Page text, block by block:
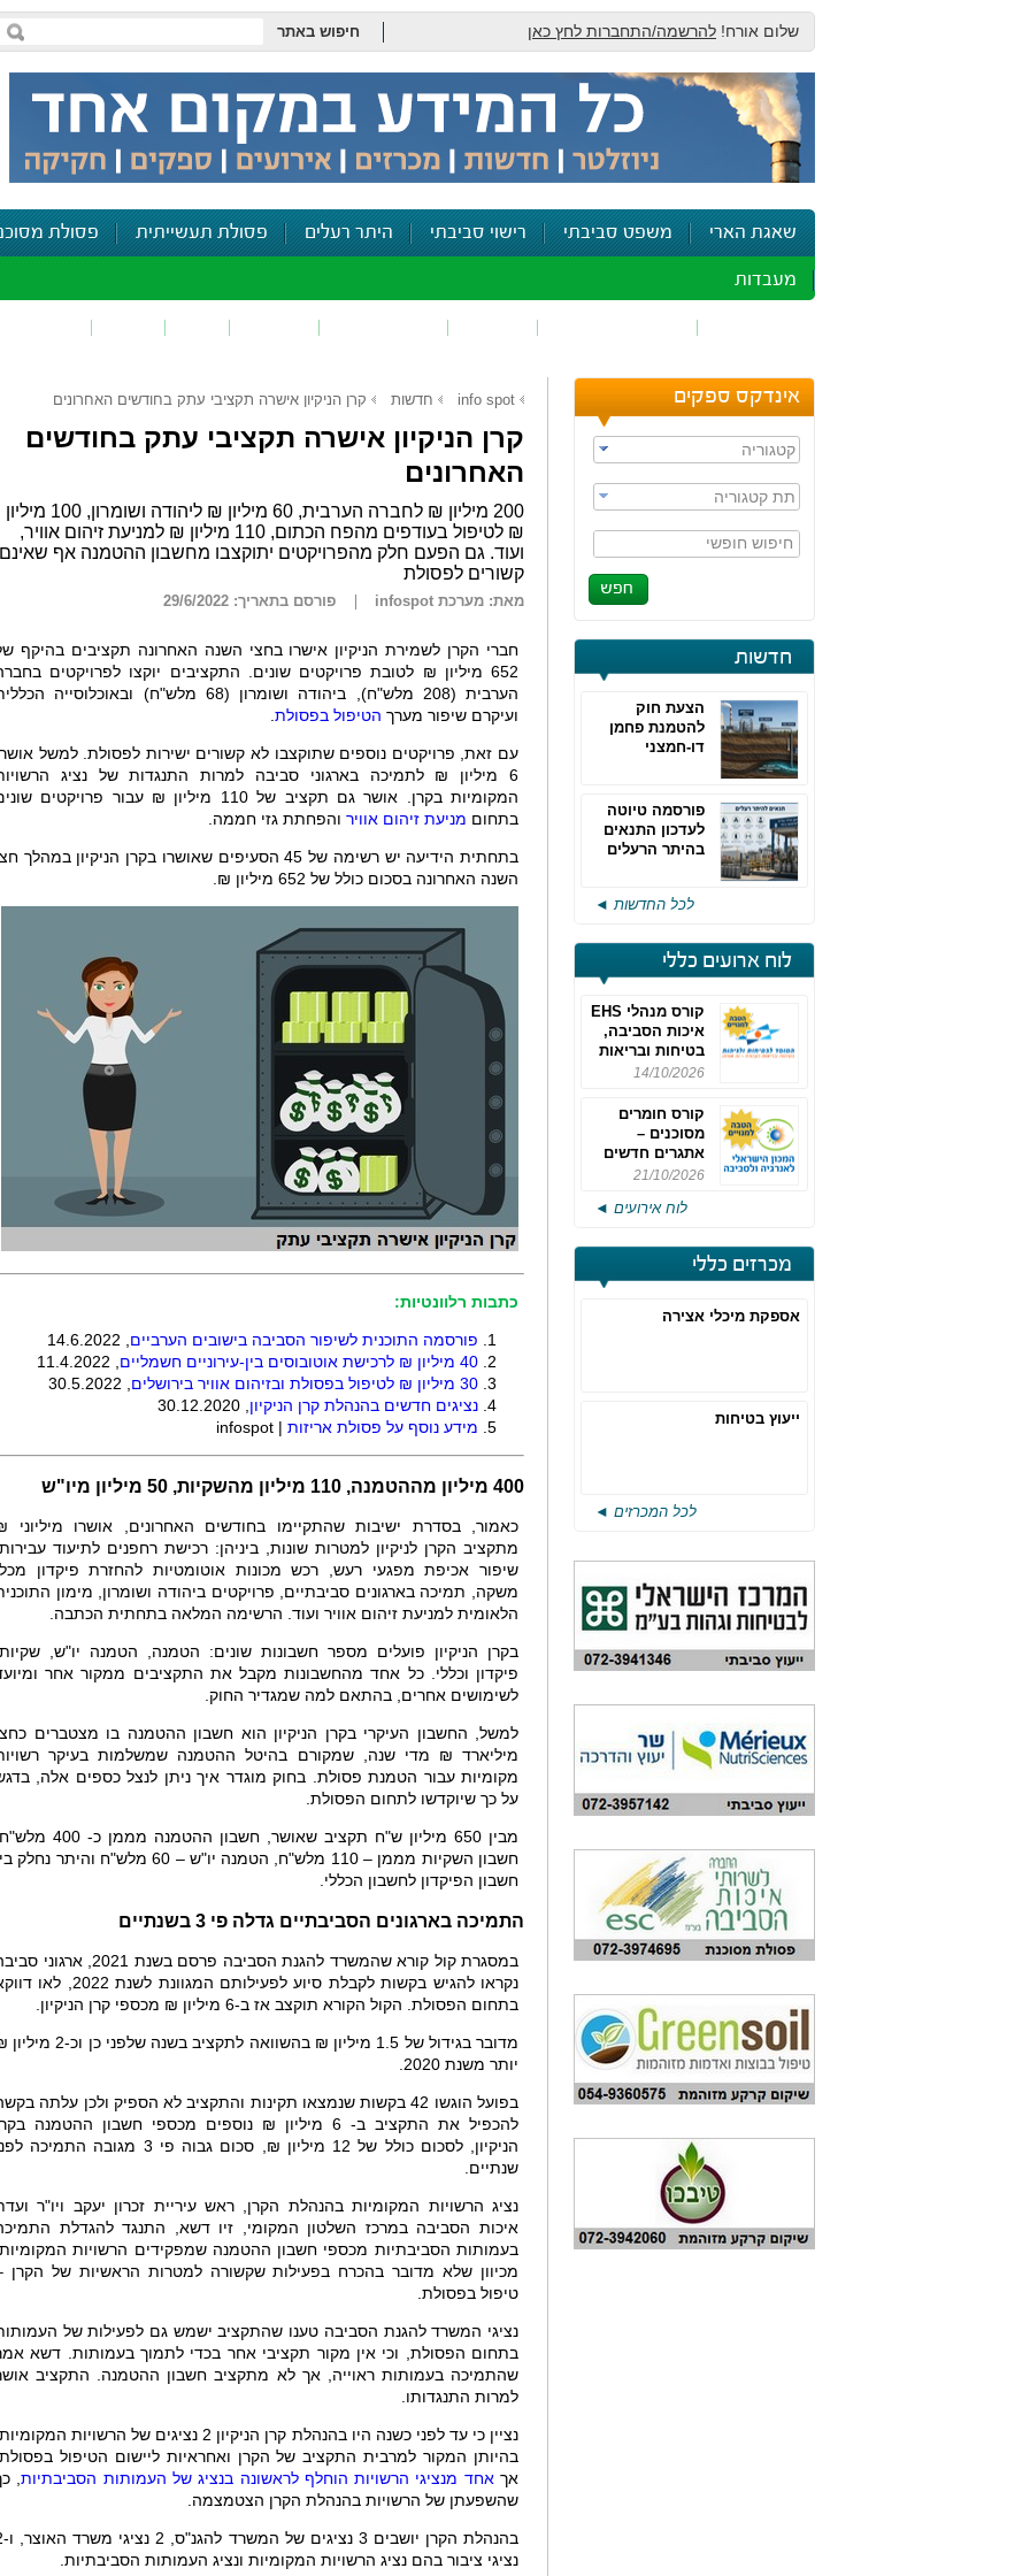
שלום אורח! להרשמה/התחברות לחץ כאן חיפוש באתר
שאגת הארי משפט סביבתי רישוי סביבתי היתר רעלים פסולת תעשייתית פסולת
מעבדות
אינדקס ספקים
קטגוריה
תת קטגוריה
חיפוש חופשי
חדשות
הצעת חוק
להטמנת פחמן
דו-חמצני
פורסמה טיוטה
לעדכון התנאים
בהיתר הרעלים
לכל החדשות ◄
לוח ארועים כללי
קורס מנהלי EHS
איכות הסביבה,
בטיחות ובריאות
תעסוקתית
14/10/2026
קורס חומרים
מסוכנים –
אתגרים חדשים
והערכות לחוק
מחזור 4
21/10/2026
לוח אירועים ◄
מכרזים כללי
אספקת מיכלי אצירה
ייעוץ בטיחות
לכל המכרזים ◄
info spot חדשות קרן הניקיון אישרה תקציבי עתק בחודשים האחרונים
קרן הניקיון אישרה תקציבי עתק בחודשים
האחרונים
200 מיליון ₪ לחברה הערבית, 60 מיליון ₪ ליהודה ושומרון, 100 מיליון
₪ לטיפול בעודפים מהפח הכתום, 110 מיליון ₪ למניעת זיהום אוויר,
ועוד. גם הפעם חלק מהפרויקטים יתוקצבו מחשבון ההטמנה אף שאינם
קשורים לפסולת
מאת: מערכת infospot פורסם בתאריך: 29/6/2022
חברי הקרן לשמירת הניקיון אישרו בחצי השנה האחרונה תקציבים בהיקף
652 מיליון ₪ לטובת פרויקטים שונים. התקציבים יוקצו לפרויקטים
הערבית (208 מלש"ח), ביהודה ושומרון (68 מלש"ח) ובאוכלוסייה
ועיקרם שיפור מערך הטיפול בפסולת
עם זאת, פרויקטים נוספים שתוקצבו לא קשורים ישירות לפסולת. למשל
6 מיליון ₪ לתמיכה בארגוני סביבה למרות התנגדות של נציג
המקומיות בקרן. אושר גם תקציב של 110 מיליון ₪ עבור פרויקטים
בתחום מניעת זיהום אוויר והפחתת גזי חממה.
בתחתית הידיעה יש רשימה של 45 הסעיפים שאושרו בקרן הניקיון במהלך
השנה האחרונה בסכום כולל של 652 מיליון ₪.
כתבות רלוונטיות:
פורסמה התוכנית לשיפור הסביבה בישובים הערביים
40 מיליון ₪ לרכישת אוטובוסים בין-עירוניים חשמליים
30 מיליון ₪ לטיפול בפסולת ובזיהום אוויר בירושלים
נציגים חדשים בהנהלת קרן הניקיון
מידע נוסף על פסולת אריזות |
infospot
400 מיליון מההטמנה, 110 מיליון מהשקיות, 50 מיליון מיו"ש
כאמור, בסדרת ישיבות שהתקיימו בחודשים האחרונים, אושרו מיליוני
מתקציב הקרן לניקיון למטרות שונות, ביניהן: רכישת רחפנים לתיעוד עבירות,
שיפור אכיפת מפגעי רעש, רכש מכונות אוטומטיות להחזרת פיקדון
משקה, תמיכה בארגונים סביבתיים, פרויקטים ביהודה ושומרון, מימון
הלאומית למניעת זיהום אוויר ועוד. הרשימה המלאה בתחתית הכתבה.
בקרן הניקיון פועלים מספר חשבונות שונים: הטמנה, הטמנה יו"ש, שקיות,
פיקדון וכללי. כל אחד מהחשבונות מקבל את התקציבים ממקור אחר
לשימושים אחרים, בהתאם למה שמגדיר החוק.
למשל, החשבון העיקרי בקרן הניקיון הוא חשבון ההטמנה בו מצטברים
מיליארד ₪ מדי שנה, שמקורם בהיטל ההטמנה שמשלמות בעיקר
מקומיות עבור הטמנת פסולת. בחוק מוגדר איך ניתן לנצל כספים אלה,
על כך שיוקדשו לתחום הפסולת.
מבין 650 מיליון ש"ח תקציב שאושר, חשבון ההטמנה מממן כ- 400 מלש"ח,
חשבון השקיות מממן – 110 מלש"ח, הטמנה יו"ש – 60 מלש"ח והיתר נחלק
חשבון הפיקדון לחשבון הכללי.
התמיכה בארגונים הסביבתיים גדלה פי 3 בשנתיים
במסגרת קול קורא שהמשרד להגנת הסביבה פרסם בשנת 2021, ארגוני
נקראו להגיש בקשות לקבלת סיוע לפעילותם המגוונת לשנת 2022,
בתחום הפסולת. הקול הקורא תוקצב אז ב-6 מיליון ₪ מכספי קרן הניקיון.
מדובר בגידול של 1.5 מיליון ₪ בהשוואה לתקציב בשנה שלפני כן וכ-
יותר משנת 2020.
בפועל הוגשו 42 בקשות שנמצאו תקינות והתקציב לא הספיק ולכן עלתה
להכפיל את התקציב ב- 6 מיליון ₪ נוספים מכספי חשבון ההטמנה
הניקיון, לסכום כולל של 12 מיליון ₪, סכום גבוה פי 3 מגובה התמיכה
שנתיים.
נציג הרשויות המקומיות בהנהלת הקרן, ראש עיריית זכרון יעקב ויו"ר
איכות הסביבה במרכז השלטון המקומי, זיו דשא, התנגד להגדלת
בעמותות הסביבתיות מכספי חשבון ההטמנה שמפקידים הרשויות המקומיות,
מכיוון שלא מדובר בהכרח בפעילות שקשורה למטרות הראשיות של הקרן
טיפול בפסולת.
נציגי המשרד להגנת הסביבה טענו שהתקציב ישמש גם לפעילות של
בתחום הפסולת, וכי אין מקור תקציבי אחר בכדי לתמוך בעמותות. דשא
שהתמיכה בעמותות ראוייה, אך לא מתקציב חשבון ההטמנה. התקציב
למרות התנגדותו.
נציין כי עד לפני כשנה היו בהנהלת קרן הניקיון 2 נציגים של הרשויות המקומיות,
בהיותן המקור למרבית התקציב של הקרן ואחראיות ליישום הטיפול בפסולת,
אךאחד מנציגי הרשויות הוחלף לראשונה בנציג של העמותות הסביבתיות,
שהשפעתן של הרשויות בהנהלת הקרן הצטמצמה.
בהנהלת הקרן
נציגי ציבור בהם נציג הרשויות המקומיות ונציג העמותות הסביבתיות.